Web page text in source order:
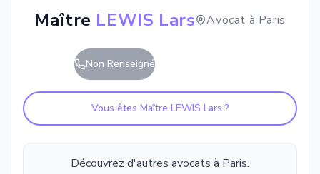
Maître LEWIS Lars Avocat à Paris
Non Renseigné
Vous êtes Maître LEWIS Lars ?
Découvrez d'autres avocats à Paris.